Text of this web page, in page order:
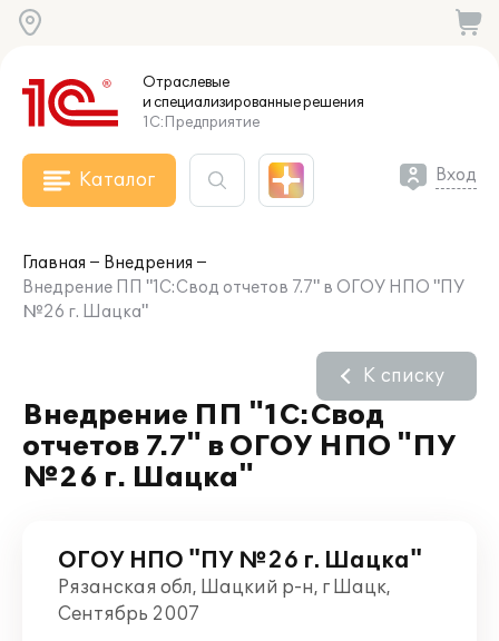
Отраслевые
и специализированныерешения
1С:Предприятие
Каталог Вход
Главная
Внедрения
Внедрение ПП "1С:Свод отчетов 7.7" в ОГОУ НПО "ПУ
№26 г. Шацка"
Внедрение ПП "1С:Свод
отчетов 7.7" в ОГОУ НПО "ПУ
№26 г. Шацка"
К списку
ОГОУ НПО "ПУ №26 г. Шацка"
Рязанская обл, Шацкий р-н, г Шацк,
Сентябрь 2007